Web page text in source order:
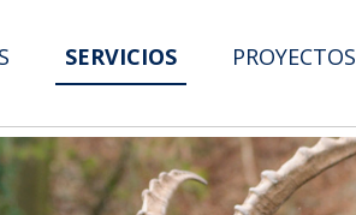
SERVICIOS PROYECTOS